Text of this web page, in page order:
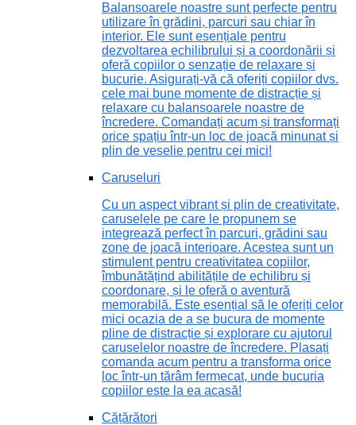
Balansoarele noastre sunt perfecte pentru
utilizare în grădini, parcuri sau chiar în
interior. Ele sunt esențiale pentru
dezvoltarea echilibrului și a coordonării și
oferă copiilor o senzație de relaxare și
bucurie. Asigurați-vă că oferiți copiilor dvs.
cele mai bune momente de distracție și
relaxare cu balansoarele noastre de
încredere. Comandați acum și transformați
orice spațiu într-un loc de joacă minunat și
plin de veselie pentru cei mici!
Caruseluri
Cu un aspect vibrant și plin de creativitate,
caruselele pe care le propunem se
integrează perfect în parcuri, grădini sau
zone de joacă interioare. Acestea sunt un
stimulent pentru creativitatea copiilor,
îmbunătățind abilitățile de echilibru și
coordonare, și le oferă o aventură
memorabilă. Este esențial să le oferiți celor
mici ocazia de a se bucura de momente
pline de distracție și explorare cu ajutorul
caruselelor noastre de încredere. Plasați
comanda acum pentru a transforma orice
loc într-un tărâm fermecat, unde bucuria
copiilor este la ea acasă!
Cățărători